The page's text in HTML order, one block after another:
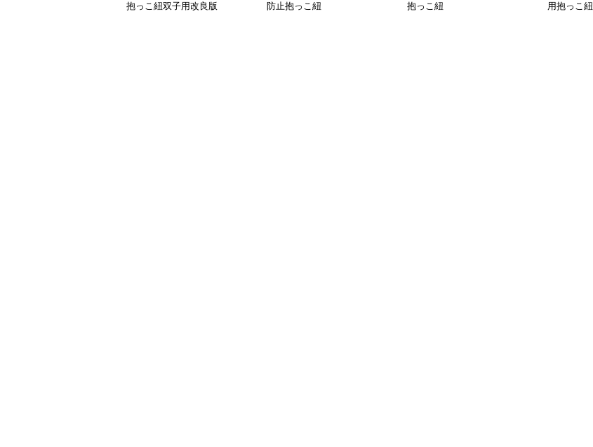
抱っこ紐双子用改良版
防止抱っこ紐
抱っこ紐
用抱っこ紐